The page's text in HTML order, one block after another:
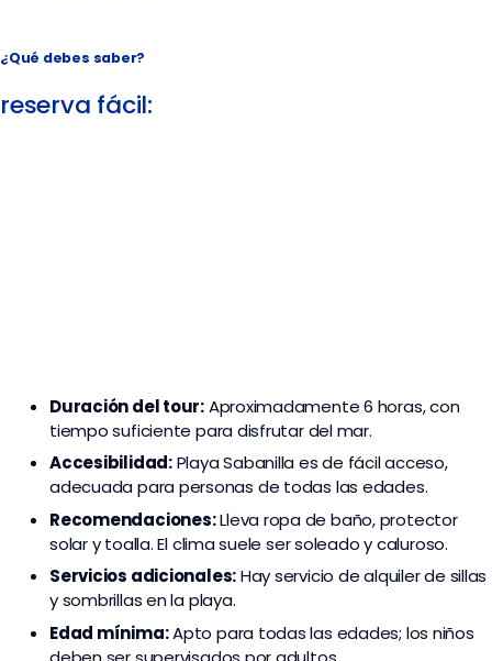
¿Qué debes saber?
reserva fácil:
Duración del tour:Aproximadamente 6 horas, con
tiempo suficiente para disfrutar del mar.
Accesibilidad:Playa Sabanilla es de fácil acceso,
adecuada para personas de todas las edades.
Recomendaciones:Lleva ropa de baño, protector
solar y toalla. El clima suele ser soleado y caluroso.
Servicios adicionales:Hay servicio de alquiler de sillas
y sombrillas en la playa.
Edad mínima:Apto para todas las edades; los niños